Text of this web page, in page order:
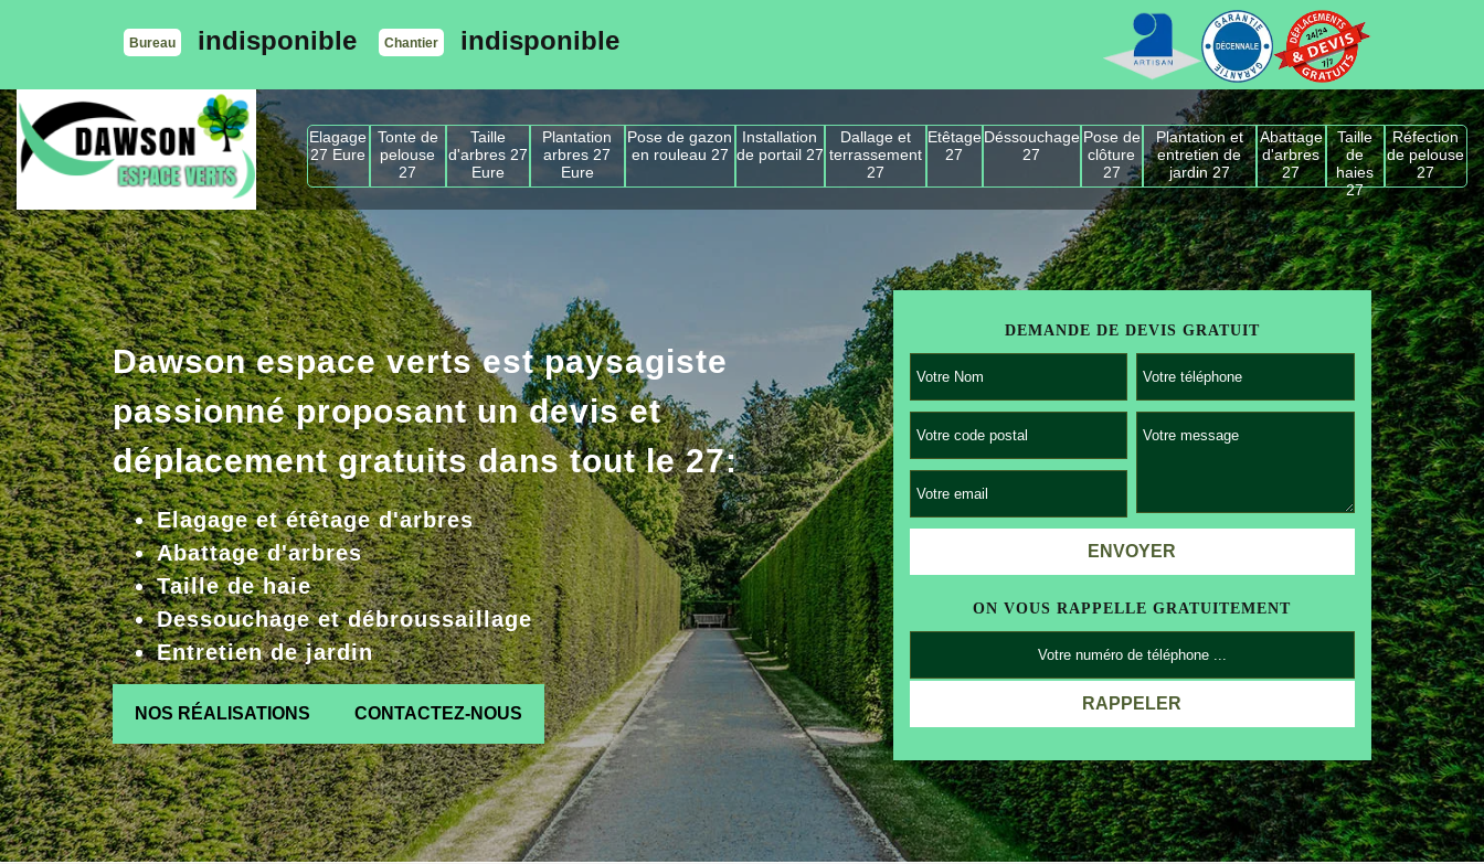
Bureau indisponible Chantier indisponible
Elagage
27 Eure
Tonte de
pelouse
27
Taille
d'arbres 27
Eure
Plantation
arbres 27
Eure
Pose de gazon
en rouleau 27
Installation
de portail 27
Dallage et
terrassement
27
Etêtage
27
Déssouchage
27
Pose de
clôture
27
Plantation et
entretien de
jardin 27
Abattage
d'arbres
27
Taille
de
haies
27
Réfection
de pelouse
27
DEMANDE DE DEVIS GRATUIT
ON VOUS RAPPELLE GRATUITEMENT
Dawson espace verts est paysagiste
passionné proposant un devis et
déplacement gratuits dans tout le 27:
Elagage et étêtage d'arbres
Abattage d'arbres
Taille de haie
Dessouchage et débroussaillage
Entretien de jardin
NOS RÉALISATIONS CONTACTEZ-NOUS